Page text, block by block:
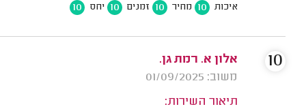
איכות 10 מחיר 10 זמנים 10 יחס 10
אלון א. רמת גן.
משוב: 01/09/2025
תיאור השירות:
10